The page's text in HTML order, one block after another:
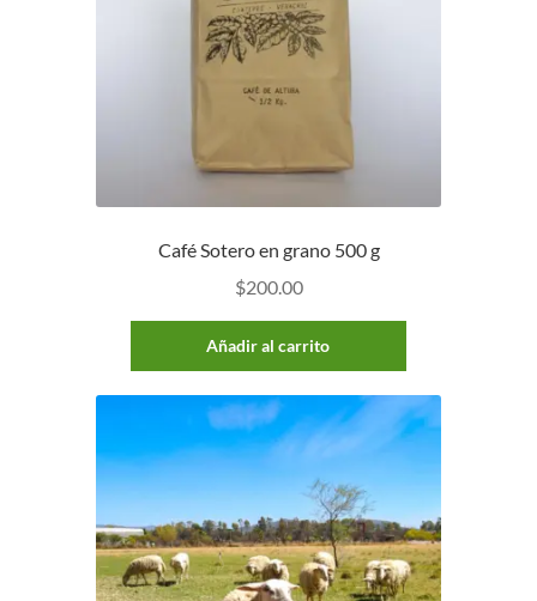
Café Sotero en grano 500 g
$200.00
Añadir al carrito